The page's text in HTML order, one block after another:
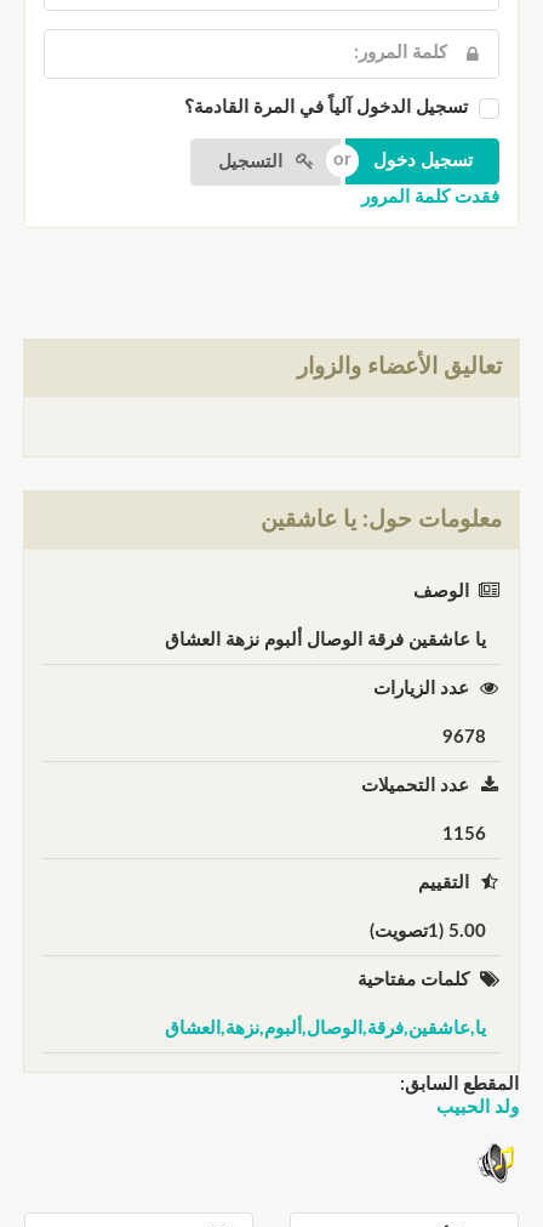
تسجيل الدخول آلياً في المرة القادمة؟
التسجيل
فقدت كلمة المرور
تعاليق الأعضاء والزوار
معلومات حول: يا عاشقين
الوصف
يا عاشقين فرقة الوصال ألبوم نزهة العشاق
عدد الزيارات
9678
عدد التحميلات
1156
التقييم
5.00 (1تصويت)
كلمات مفتاحية
يا,عاشقين,فرقة,الوصال,ألبوم,نزهة,العشاق
المقطع السابق:
ولد الحبيب